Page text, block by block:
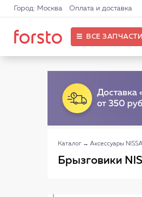
Город: Москва Оплата и доставка
ВСЕ ЗАПЧАСТИ
Каталог → Аксессуары
Брызговики